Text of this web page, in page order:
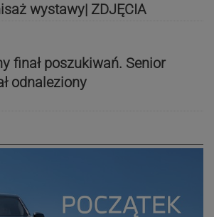
wystawy| ZDJĘCIA
finał poszukiwań. Senior
odnaleziony